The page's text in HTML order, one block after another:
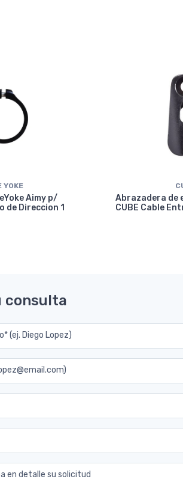
YOKE
Aimy p/
de Direccion 1
Abrazadera de
CUBE Cable
consulta
(ej. Diego Lopez)
en detalle su solicitud